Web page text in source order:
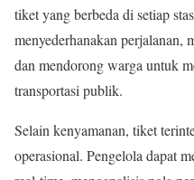
tiket yang berbeda di setiap
menyederhanakan perjalanan,
dan mendorong warga untuk
transportasi publik.
Selain kenyamanan, tiket
operasional. Pengelola dapat